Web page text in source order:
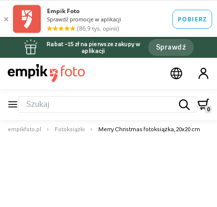
Rabat –15 zł na pierwsze zakupy w
aplikacji
Sprawdź
0
empikfoto.pl Fotoksiążki Merry Christmas fotoksiążka, 20x20 cm